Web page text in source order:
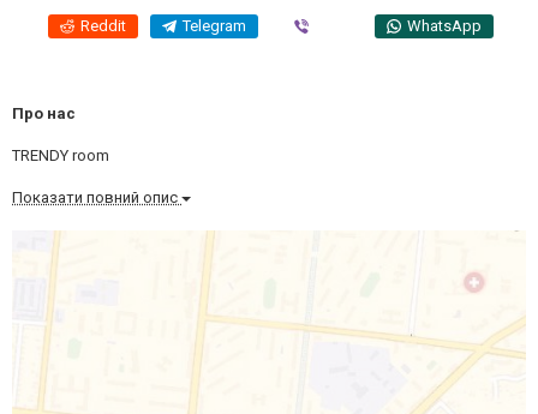
Reddit Telegram WhatsApp
Про нас
TRENDY room
Показати повний опис